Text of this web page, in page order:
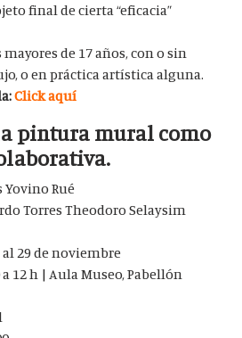
final de cierta “eficacia”
mayores de 17 años, con o sin
o en práctica artística alguna.
Click aquí
pintura mural como
Yovino Rué
Torres Theodoro Selaysim
al 29 de noviembre
a 12 h | Aula Museo, Pabellón